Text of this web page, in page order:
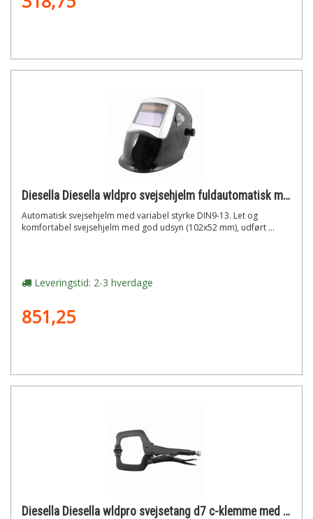
Diesella Diesella wldpro svejsehjelm fuldautomatisk med variabel din 9-13 (sort grundfarve med sølvramme)
Automatisk svejsehjelm med variabel styrke DIN9-13. Let og
komfortabel svejsehjelm med god udsyn (102x52 mm), udført ...
Leveringstid: 2-3 hverdage
851,25
Diesella Diesella wldpro svejsetang d7 c-klemme med runde tryksko (280mm/11)"